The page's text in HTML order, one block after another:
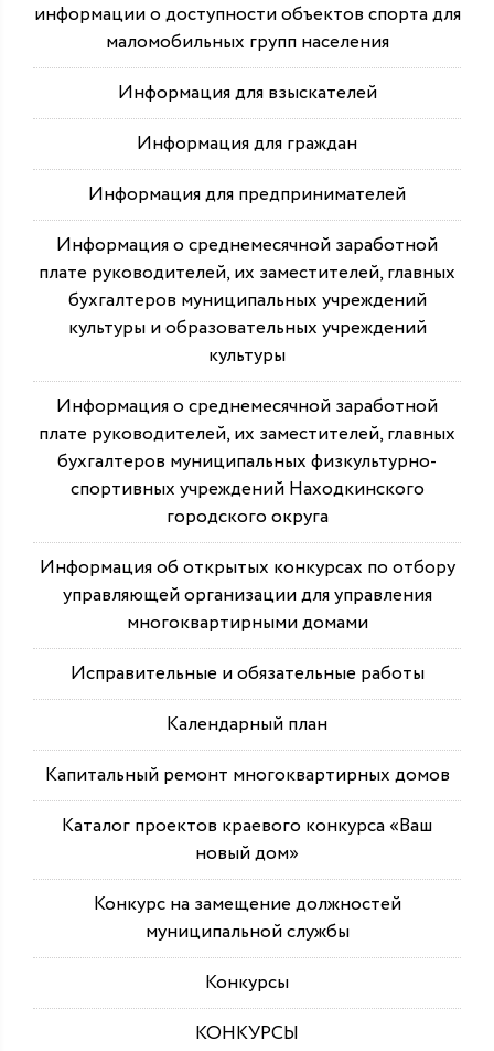
информации о доступности объектов спорта для
маломобильных групп населения
Информация для взыскателей
Информация для граждан
Информация для предпринимателей
Информация о среднемесячной заработной
плате руководителей, их заместителей, главных
бухгалтеров муниципальных учреждений
культуры и образовательных учреждений
культуры
Информация о среднемесячной заработной
плате руководителей, их заместителей, главных
бухгалтеров муниципальных физкультурно-
спортивных учреждений Находкинского
городского округа
Информация об открытых конкурсах по отбору
управляющей организации для управления
многоквартирными домами
Исправительные и обязательные работы
Календарный план
Капитальный ремонт многоквартирных домов
Каталог проектов краевого конкурса «Ваш
новый дом»
Конкурс на замещение должностей
муниципальной службы
Конкурсы
КОНКУРСЫ